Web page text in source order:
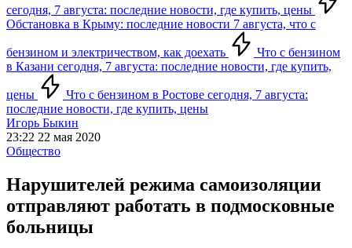
сегодня, 7 августа: последние новости, где купить, цены
Обстановка в Крыму: последние новости 7 августа, что с
бензином и электричеством, как доехать
Что с бензином
в Казани сегодня, 7 августа: последние новости, где купить,
цены
Что с бензином в Ростове сегодня, 7 августа:
последние новости, где купить, цены
Игорь Быкин
23:22 22 мая 2020
Общество
Нарушителей режима самоизоляции
отправляют работать в подмосковные
больницы